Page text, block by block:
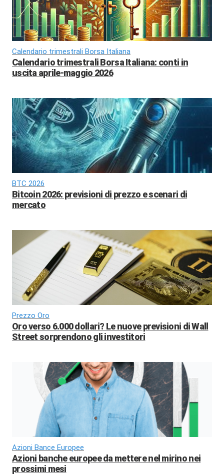
Calendario trimestrali Borsa Italiana
Calendario trimestrali Borsa Italiana: conti in
uscita aprile-maggio 2026
BTC 2026
Bitcoin 2026: previsioni di prezzo e scenari di
mercato
Prezzo Oro
Oro verso 6.000 dollari? Le nuove previsioni di Wall
Street sorprendono gli investitori
Azioni Bance Europee
Azioni banche europee da mettere nel mirino nei
prossimi mesi